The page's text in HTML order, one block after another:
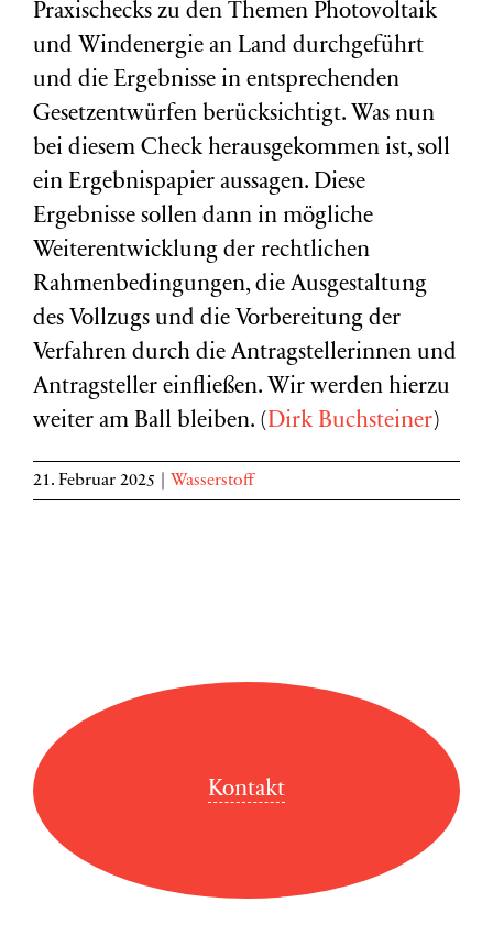
Praxischecks zu den Themen Photovoltaik
und Windenergie an Land durchgeführt
und die Ergebnisse in entsprechenden
Gesetzentwürfen berücksichtigt. Was nun
bei diesem Check herausgekommen ist, soll
ein Ergebnispapier aussagen. Diese
Ergebnisse sollen dann in mögliche
Weiterentwicklung der rechtlichen
Rahmenbedingungen, die Ausgestaltung
des Vollzugs und die Vorbereitung der
Verfahren durch die Antragstellerinnen und
Antragsteller einfließen. Wir werden hierzu
weiter am Ball bleiben. (Dirk Buchsteiner)
21. Februar 2025 Wasserstoff
Kontakt